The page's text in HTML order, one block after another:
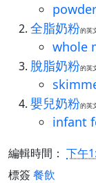
全脂奶粉的英
whole
脫脂奶粉的英
嬰兒奶粉的英
infant
編輯時間： 下午
標簽 餐飲